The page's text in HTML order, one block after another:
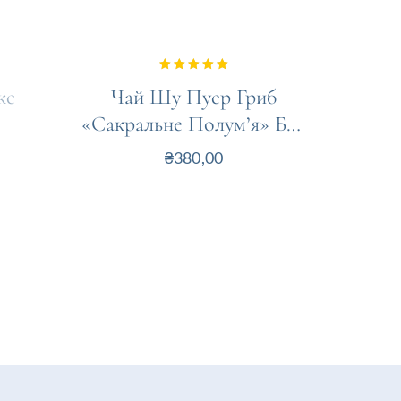
out of 5
Чай Шу Пуер Гриб
«Сакральне Полум’я» Бао
Ян Гунтін
₴380,00